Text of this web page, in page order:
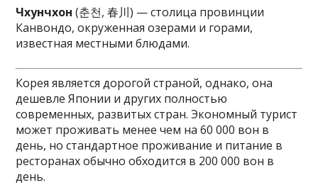
Чхунчхон (춘천, 春川) — столица провинции
Канвондо, окруженная озерами и горами,
известная местными блюдами.
Корея является дорогой страной, однако, она
дешевле Японии и других полностью
современных, развитых стран. Экономный турист
может проживать менее чем на 60 000 вон в
день, но стандартное проживание и питание в
ресторанах обычно обходится в 200 000 вон в
день.